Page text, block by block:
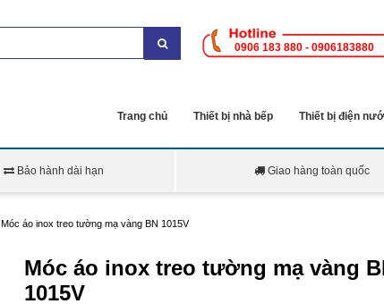
0906 183 880 - 0906183880
Trang chủ Thiết bị nhà bếp Thiết bị điện
Bảo hành dài hạn Giao hàng toàn quốc
Móc áo inox treo tường mạ vàng BN 1015V
Móc áo inox treo tường mạ vàng
1015V